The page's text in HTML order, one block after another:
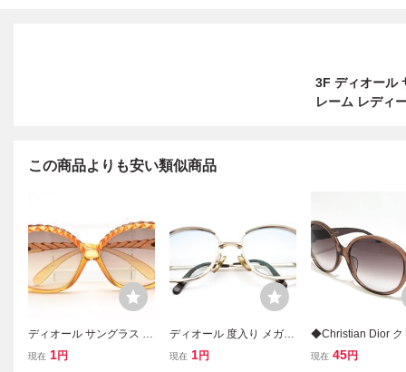
3F ディオール
レーム レディ
この商品よりも安い類似商品
ディオール サングラス イ
エロー Dior
現在 1円
ディオール 度入り メガネ
ゴールドフレーム Christi
現在 1円
◆Christian Dior ク
ャンディオール サ
現在 45円